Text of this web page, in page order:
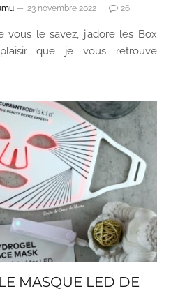
23 novembre 2022 26
vous le savez, j’adore les Box
que je vous retrouve
MASQUE LED DE